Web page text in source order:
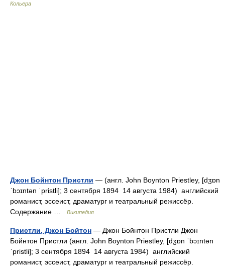
Кольера
Джон Бойнтон Пристли — (англ. John Boynton Priestley, [dʒɒn
ˈbɔɪntən ˈpristli]; 3 сентября 1894 14 августа 1984) английский
романист, эссеист, драматург и театральный режиссёр.
Содержание …
Википедия
Пристли, Джон Бойтон — Джон Бойнтон Пристли Джон
Бойнтон Пристли (англ. John Boynton Priestley, [dʒɒn ˈbɔɪntən
ˈpristli]; 3 сентября 1894 14 августа 1984) английский
романист, эссеист, драматург и театральный режиссёр.